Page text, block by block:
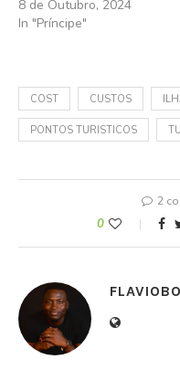
8 de Outubro, 2024
In "Príncipe"
COST CUSTOS
PONTOS TURISTICOS
2
0